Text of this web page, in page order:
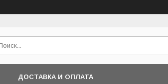
ДОСТАВКА И ОПЛАТА